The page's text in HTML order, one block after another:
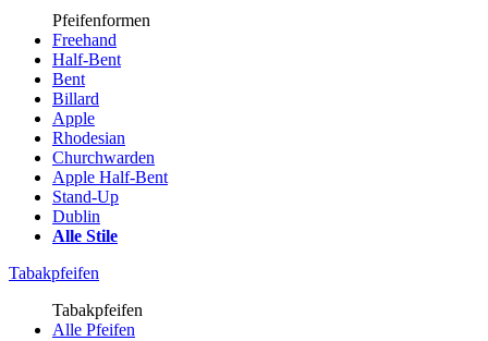
Pfeifenformen
Freehand
Half-Bent
Bent
Billard
Apple
Rhodesian
Churchwarden
Apple Half-Bent
Stand-Up
Dublin
Alle Stile
Tabakpfeifen
Tabakpfeifen
Alle Pfeifen